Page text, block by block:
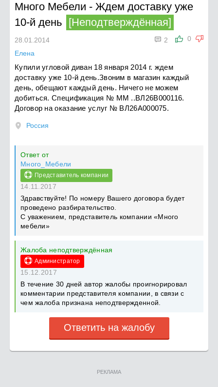
Много Мебели - Ждем доставку уже
10-й день [Неподтверждённая]
0
 2
28.01.2014
Елена
Купили угловой диван 18 января 2014 г. ждем
доставку уже 10-й день.Звоним в магазин каждый
день, обещают каждый день. Ничего не можем
добиться. Спецификация № ММ ..ВЛ26В000116.
Договор на оказание услуг № ВЛ26А000075.
Россия
Ответ от
Много_Мебели
Представитель компании
14.11.2017
Здравствуйте! По номеру Вашего договора будет
проведено разбирательство.
С уважением, представитель компании «Много
мебели»
Жалоба неподтверждённая
Администратор
15.12.2017
В течение 30 дней автор жалобы проигнорировал
комментарии представителя компании, в связи с
чем жалоба признана неподтвержденной.
Ответить на жалобу
РЕКЛАМА